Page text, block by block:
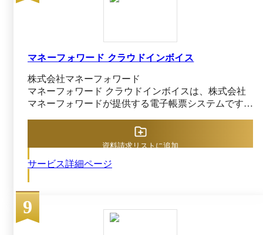
利用することで、送信した帳票を電子帳簿保存法に対
ックなど、セキュリティ面も強固に整備されており、
専任サポート体制とあわせて導入から運用まで安心し
マネーフォワード クラウドインボイス
株式会社マネーフォワード
マネーフォワード クラウドインボイスは、株式会社
マネーフォワードが提供する電子帳票システムです。
す。取引先ごとに自動でデータを振り分けてワンクリ
ックで送付できるため、従来の印刷や郵送作業を大幅
票の送付作業はクラウド上で完結し、従来必要だった
括受信し、AI-OCRでデータ化してオンラインで一元
管理できる機能が備わっていることも特徴です。 マ
ネーフォワード クラウドインボイスは電子帳簿保存
法やインボイス制度にももちろん対応しており、法令
サービス詳細ページ
資料請求リストに追加
9